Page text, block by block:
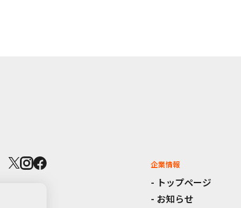
企業情報
トップページ
お知らせ